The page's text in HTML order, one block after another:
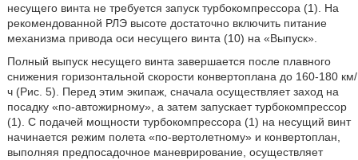
несущего винта не требуется запуск турбокомпрессора (1). На
рекомендованной РЛЭ высоте достаточно включить питание
механизма привода оси несущего винта (10) на «Выпуск».
Полный выпуск несущего винта завершается после плавного
снижения горизонтальной скорости конвертоплана до 160-180 км/
ч (Рис. 5). Перед этим экипаж, сначала осуществляет заход на
посадку «по-автожирному», а затем запускает турбокомпрессор
(1). С подачей мощности турбокомпрессора (1) на несущий винт
начинается режим полета «по-вертолетному» и конвертоплан,
выполняя предпосадочное маневрирование, осуществляет